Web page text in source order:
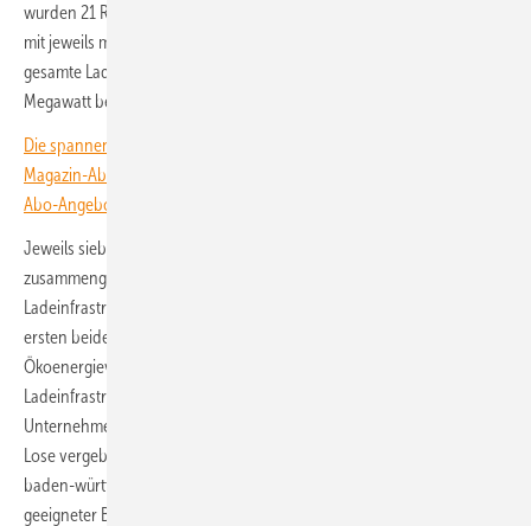
wurden 21 Regionen im Bundesland definiert, in denen ein Ladepark
mit jeweils mindestens vier Schnellladesäulen entstehen muss. Die
gesamte Ladeleistung von Standort muss dabei mindestens 1,2
Megawatt betragen.
Die spannendsten Artikel, Grafiken und Dossiers erhalten unsere
Magazin-Abonnent:innen. Sie haben noch kein Abo? Jetzt über alle
Abo-Angebote informieren und Wissensvorsprung sichern.
Jeweils sieben dieser Regionen wurden zu einem Los
zusammengefasst, um das sich die Projektierer und Betreiber von
Ladeinfrastruktur für die Elektromobilität bewerben konnten. Die
ersten beiden Lose wurden jetzt an ein Konsortium aus dem
Ökoenergieversorger Lichtblick und dem Entwickler von
Ladeinfrastruktur Regionalladen vergeben. Damit haben die beiden
Unternehmen das mögliche Maximum erreicht, da pro Bieter nur zwei
Lose vergeben werden. Das dritte Los konnte nach Angaben des
baden-württembergischen Wirtschaftsministeriums mangels
geeigneter Bewerbung noch nicht vergeben werden.